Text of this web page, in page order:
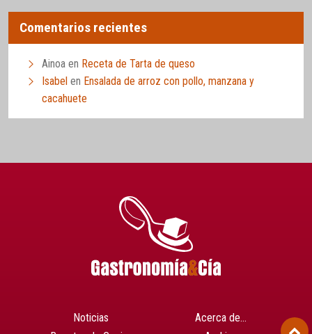
Comentarios recientes
Ainoa en Receta de Tarta de queso
Isabel en Ensalada de arroz con pollo, manzana y
cacahuete
Noticias
Acerca de…